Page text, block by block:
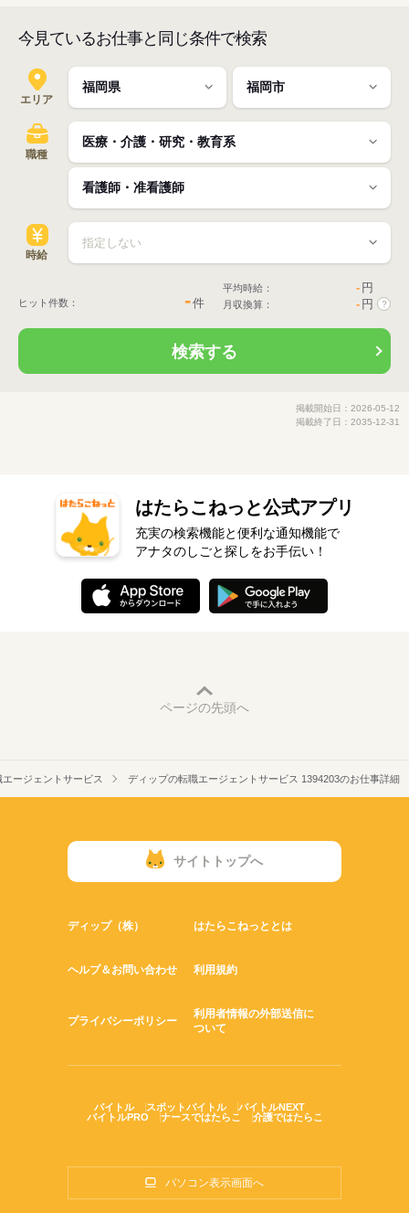
今見ているお仕事と同じ条件で検索
エリア
職種
時給
ヒット件数： -件
平均時給： - 円
月収換算： - 円 ?
検索する
掲載開始日：2026-05-12
掲載終了日：2035-12-31
はたらこねっと公式アプリ
充実の検索機能と便利な通知機能で
アナタのしごと探しをお手伝い！
ページの先頭へ
ージェントサービス ディップの転職エージェントサービス 1394203のお仕事詳細
サイトトップへ
ディップ（株） はたらこねっととは
ヘルプ＆お問い合わせ 利用規約
プライバシーポリシー
利用者情報の外部送信に
ついて
バイトル スポットバイトル
バイトルNEXT
バイトルPRO
ナースではたらこ 介護ではたらこ
パソコン表示画面へ